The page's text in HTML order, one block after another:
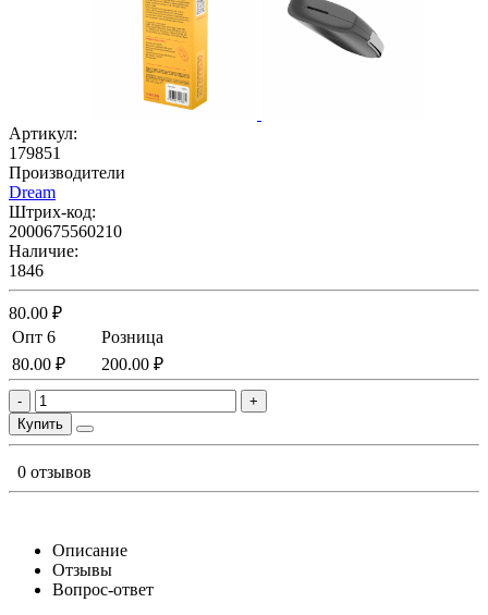
Артикул:
179851
Производители
Dream
Штрих-код:
2000675560210
Наличие:
1846
80.00 ₽
Опт 6
Розница
80.00 ₽
200.00 ₽
-
+
Купить
0 отзывов
Описание
Отзывы
Вопрос-ответ